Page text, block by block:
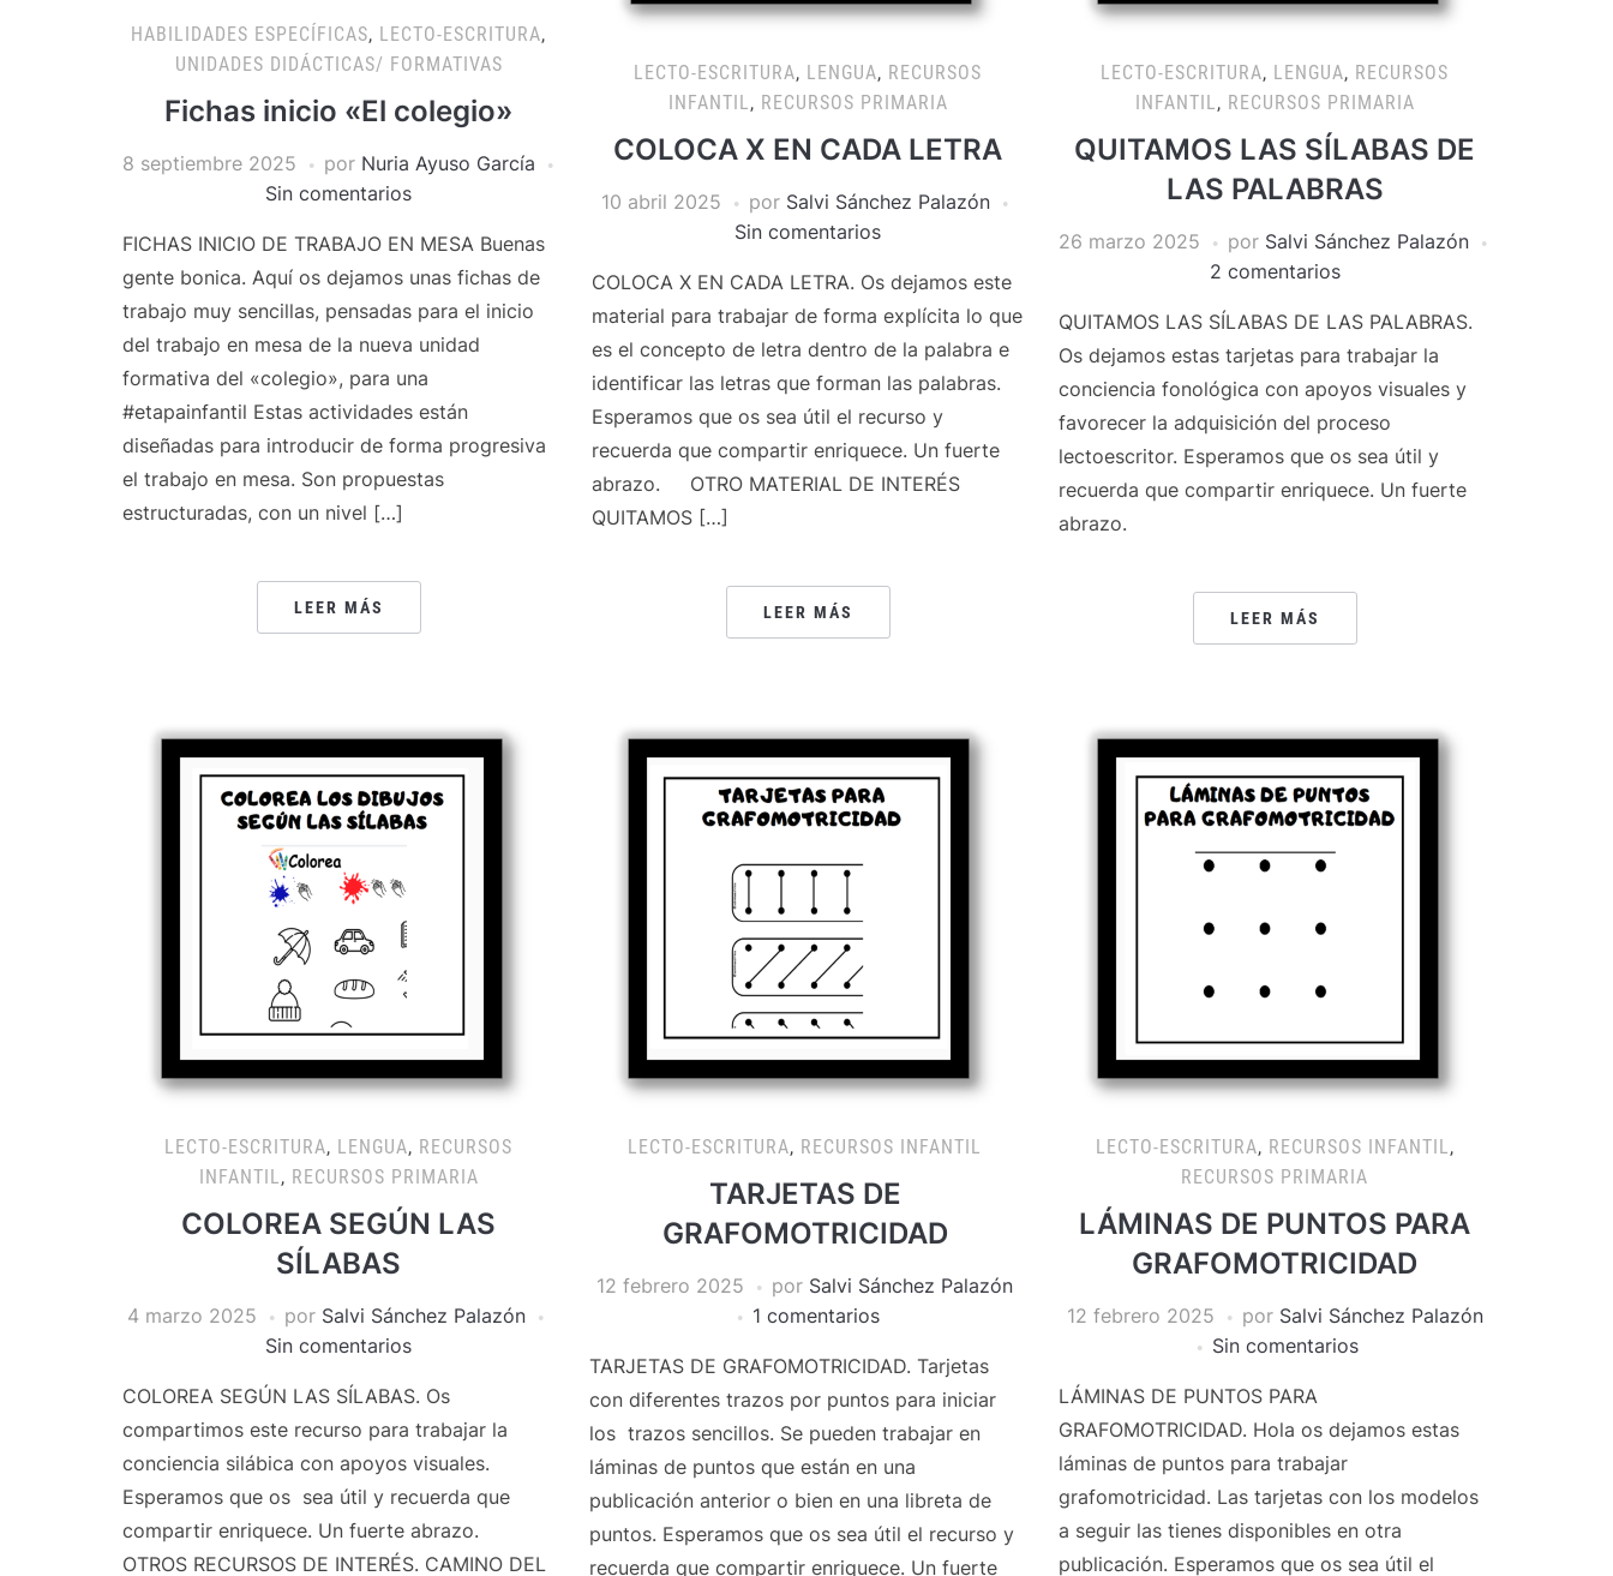
HABILIDADES ESPECÍFICAS, LECTO-ESCRITURA,
UNIDADES DIDÁCTICAS/ FORMATIVAS
Fichas inicio «El colegio»
8 septiembre 2025 por Nuria Ayuso García
Sin comentarios
FICHAS INICIO DE TRABAJO EN MESA Buenas
gente bonica. Aquí os dejamos unas fichas de
trabajo muy sencillas, pensadas para el inicio
del trabajo en mesa de la nueva unidad
formativa del «colegio», para una
#etapainfantil Estas actividades están
diseñadas para introducir de forma progresiva
el trabajo en mesa. Son propuestas
estructuradas, con un nivel […]
LEER MÁS
LECTO-ESCRITURA, LENGUA, RECURSOS
INFANTIL, RECURSOS PRIMARIA
COLOCA X EN CADA LETRA
10 abril 2025 por Salvi Sánchez Palazón
Sin comentarios
COLOCA X EN CADA LETRA. Os dejamos este
material para trabajar de forma explícita lo que
es el concepto de letra dentro de la palabra e
identificar las letras que forman las palabras.
Esperamos que os sea útil el recurso y
recuerda que compartir enriquece. Un fuerte
abrazo. OTRO MATERIAL DE INTERÉS
QUITAMOS […]
LEER MÁS
LECTO-ESCRITURA, LENGUA, RECURSOS
INFANTIL, RECURSOS PRIMARIA
QUITAMOS LAS SÍLABAS DE
LAS PALABRAS
26 marzo 2025 por Salvi Sánchez Palazón
2 comentarios
QUITAMOS LAS SÍLABAS DE LAS PALABRAS.
Os dejamos estas tarjetas para trabajar la
conciencia fonológica con apoyos visuales y
favorecer la adquisición del proceso
lectoescritor. Esperamos que os sea útil y
recuerda que compartir enriquece. Un fuerte
abrazo.
LEER MÁS
LECTO-ESCRITURA, LENGUA, RECURSOS
INFANTIL, RECURSOS PRIMARIA
COLOREA SEGÚN LAS
SÍLABAS
4 marzo 2025 por Salvi Sánchez Palazón
Sin comentarios
COLOREA SEGÚN LAS SÍLABAS. Os
compartimos este recurso para trabajar la
conciencia silábica con apoyos visuales.
Esperamos que os sea útil y recuerda que
compartir enriquece. Un fuerte abrazo.
OTROS RECURSOS DE INTERÉS. CAMINO DEL
LECTO-ESCRITURA, RECURSOS INFANTIL
TARJETAS DE
GRAFOMOTRICIDAD
12 febrero 2025 por Salvi Sánchez Palazón
1 comentarios
TARJETAS DE GRAFOMOTRICIDAD. Tarjetas
con diferentes trazos por puntos para iniciar
los trazos sencillos. Se pueden trabajar en
láminas de puntos que están en una
publicación anterior o bien en una libreta de
puntos. Esperamos que os sea útil el recurso y
recuerda que compartir enriquece. Un fuerte
LECTO-ESCRITURA, RECURSOS INFANTIL,
RECURSOS PRIMARIA
LÁMINAS DE PUNTOS PARA
GRAFOMOTRICIDAD
12 febrero 2025 por Salvi Sánchez Palazón
Sin comentarios
LÁMINAS DE PUNTOS PARA
GRAFOMOTRICIDAD. Hola os dejamos estas
láminas de puntos para trabajar
grafomotricidad. Las tarjetas con los modelos
a seguir las tienes disponibles en otra
publicación. Esperamos que os sea útil el